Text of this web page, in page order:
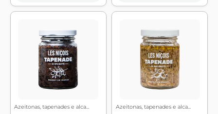
Azeitonas, tapenades e alca... Azeitonas, tapenades e alca...